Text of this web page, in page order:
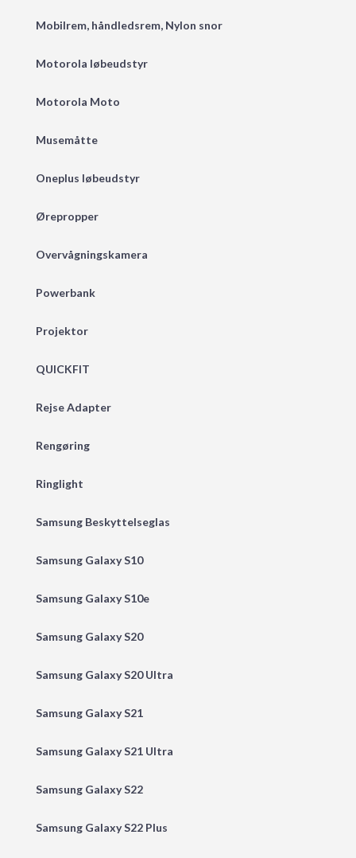
Mobilrem, håndledsrem, Nylon snor
Motorola løbeudstyr
Motorola Moto
Musemåtte
Oneplus løbeudstyr
Ørepropper
Overvågningskamera
Powerbank
Projektor
QUICKFIT
Rejse Adapter
Rengøring
Ringlight
Samsung Beskyttelseglas
Samsung Galaxy S10
Samsung Galaxy S10e
Samsung Galaxy S20
Samsung Galaxy S20 Ultra
Samsung Galaxy S21
Samsung Galaxy S21 Ultra
Samsung Galaxy S22
Samsung Galaxy S22 Plus